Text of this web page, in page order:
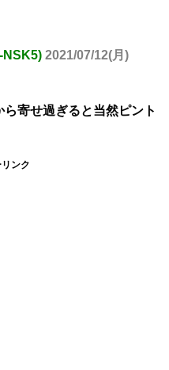
NSK5) 2021/07/12(月)
寄せ過ぎると当然ピント
ンク